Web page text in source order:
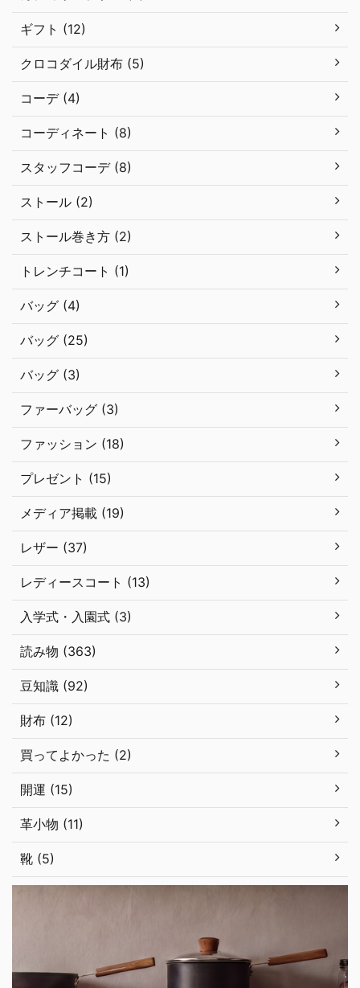
ギフト (12)
クロコダイル財布 (5)
コーデ (4)
コーディネート (8)
スタッフコーデ (8)
ストール (2)
ストール巻き方 (2)
トレンチコート (1)
バッグ (4)
バッグ (25)
バッグ (3)
ファーバッグ (3)
ファッション (18)
プレゼント (15)
メディア掲載 (19)
レザー (37)
レディースコート (13)
入学式・入園式 (3)
読み物 (363)
豆知識 (92)
財布 (12)
買ってよかった (2)
開運 (15)
革小物 (11)
靴 (5)